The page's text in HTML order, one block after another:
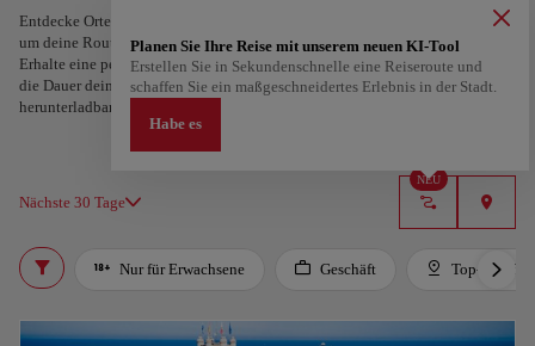
Entdecke Orte und Erlebnisse und markiere deine Favoriten mit einem Herz,
um deine Route zu erstellen und zu teilen. Suchst du nach mehr Ideen?
Erhalte eine personalisierte Reiseroute, abgestimmt auf deine Interessen und
die Dauer deiner Reise – in nur zwei Schritten und direkt in Google Maps
herunterladbar.
Nächste 30 Tage
NEU
Planen Sie Ihre Reise mit unserem neuen KI-Tool
Erstellen Sie in Sekundenschnelle eine Reiseroute und
schaffen Sie ein maßgeschneidertes Erlebnis in der Stadt.
Habe es
Nur für Erwachsene Geschäft Top-